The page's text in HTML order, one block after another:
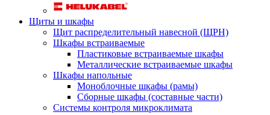
Щиты и шкафы
Щит распределительный навесной (ЩРН)
Шкафы встраиваемые
Пластиковые встраиваемые шкафы
Металлические встраиваемые шкафы
Шкафы напольные
Моноблочные шкафы (рамы)
Сборные шкафы (составные части)
Системы контроля микроклимата